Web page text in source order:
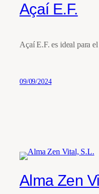
Açaí E.F.
Açaí E.F. es ideal para
09/09/2024
Alma Zen